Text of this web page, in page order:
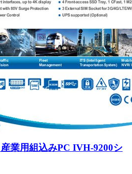
産業用組込みPC IVH-9200シ